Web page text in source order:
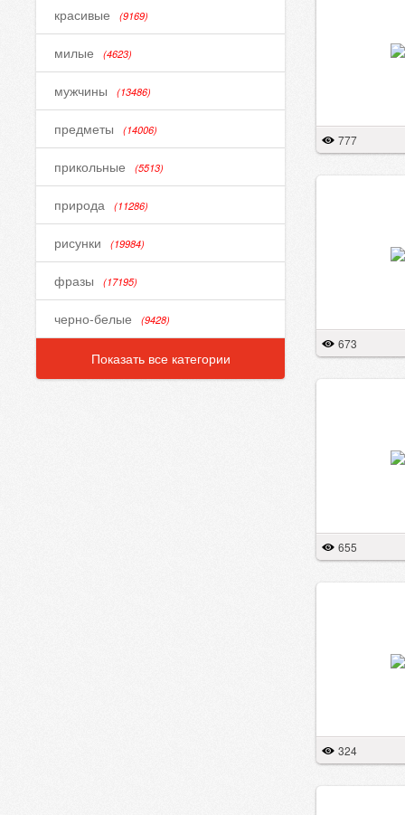
красивые (9169)
милые (4623)
мужчины (13486)
предметы (14006)
прикольные (5513)
природа (11286)
рисунки (19984)
фразы (17195)
черно-белые (9428)
Показать все категории
777
673
655
324